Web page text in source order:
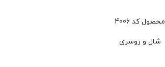
محصول کد 4006
شال و روسری